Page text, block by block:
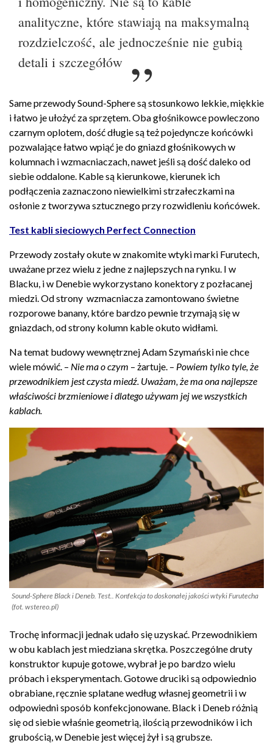
analityczne, które stawiają na maksymalną
rozdzielczość, ale jednocześnie nie gubią
detali i szczegółów
Same przewody Sound-Sphere są stosunkowo lekkie, miękkie
i łatwo je ułożyć za sprzętem. Oba głośnikowce powleczono
czarnym oplotem, dość długie są też pojedyncze końcówki
pozwalające łatwo wpiąć je do gniazd głośnikowych w
kolumnach i wzmacniaczach, nawet jeśli są dość daleko od
siebie oddalone. Kable są kierunkowe, kierunek ich
podłączenia zaznaczono niewielkimi strzałeczkami na
osłonie z tworzywa sztucznego przy rozwidleniu końcówek.
Test kabli sieciowych Perfect Connection
Przewody zostały okute w znakomite wtyki marki Furutech,
uważane przez wielu z jedne z najlepszych na rynku. I w
Blacku, i w Denebie wykorzystano konektory z pozłacanej
miedzi. Od strony wzmacniacza zamontowano świetne
rozporowe banany, które bardzo pewnie trzymają się w
gniazdach, od strony kolumn kable okuto widłami.
Na temat budowy wewnętrznej Adam Szymański nie chce
wiele mówić. – Nie ma o czym – żartuje. – Powiem tylko tyle, że
przewodnikiem jest czysta miedź. Uważam, że ma ona najlepsze
właściwości brzmieniowe i dlatego używam jej we wszystkich
kablach.
Sound-Sphere Black i Deneb. Test.. Konfekcja to doskonałej jakości wtyki Furutecha
(fot. wstereo.pl)
Trochę informacji jednak udało się uzyskać. Przewodnikiem
w obu kablach jest miedziana skrętka. Poszczególne druty
konstruktor kupuje gotowe, wybrał je po bardzo wielu
próbach i eksperymentach. Gotowe druciki są odpowiednio
obrabiane, ręcznie splatane według własnej geometrii i w
odpowiedni sposób konfekcjonowane. Black i Deneb różnią
się od siebie właśnie geometrią, ilością przewodników i ich
grubością, w Denebie jest więcej żył i są grubsze.